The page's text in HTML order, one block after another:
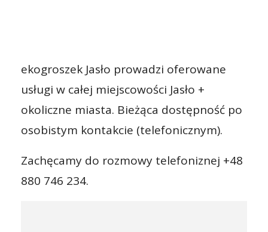
ekogroszek Jasło prowadzi oferowane
usługi w całej miejscowości Jasło +
okoliczne miasta. Bieżąca dostępność po
osobistym kontakcie (telefonicznym).
Zachęcamy do rozmowy telefoniznej +48
880 746 234.